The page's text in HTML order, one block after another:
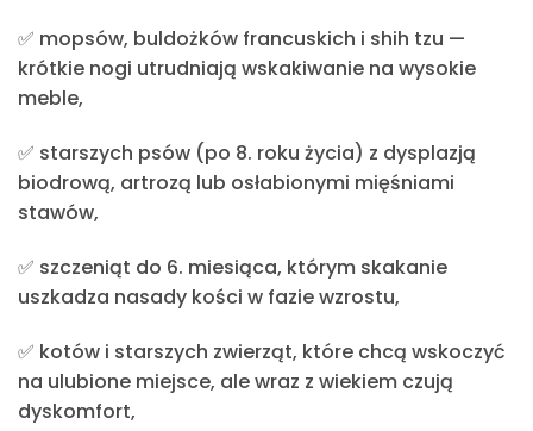
✅ mopsów, buldożków francuskich i shih tzu —
krótkie nogi utrudniają wskakiwanie na wysokie
meble,
✅ starszych psów (po 8. roku życia) z dysplazją
biodrową, artrozą lub osłabionymi mięśniami
stawów,
✅ szczeniąt do 6. miesiąca, którym skakanie
uszkadza nasady kości w fazie wzrostu,
✅ kotów i starszych zwierząt, które chcą wskoczyć
na ulubione miejsce, ale wraz z wiekiem czują
dyskomfort,